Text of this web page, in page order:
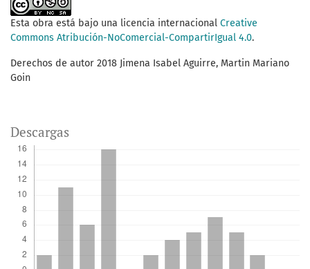
Esta obra está bajo una licencia internacional Creative
Commons Atribución-NoComercial-CompartirIgual 4.0.
Derechos de autor 2018 Jimena Isabel Aguirre, Martin Mariano
Goin
Descargas